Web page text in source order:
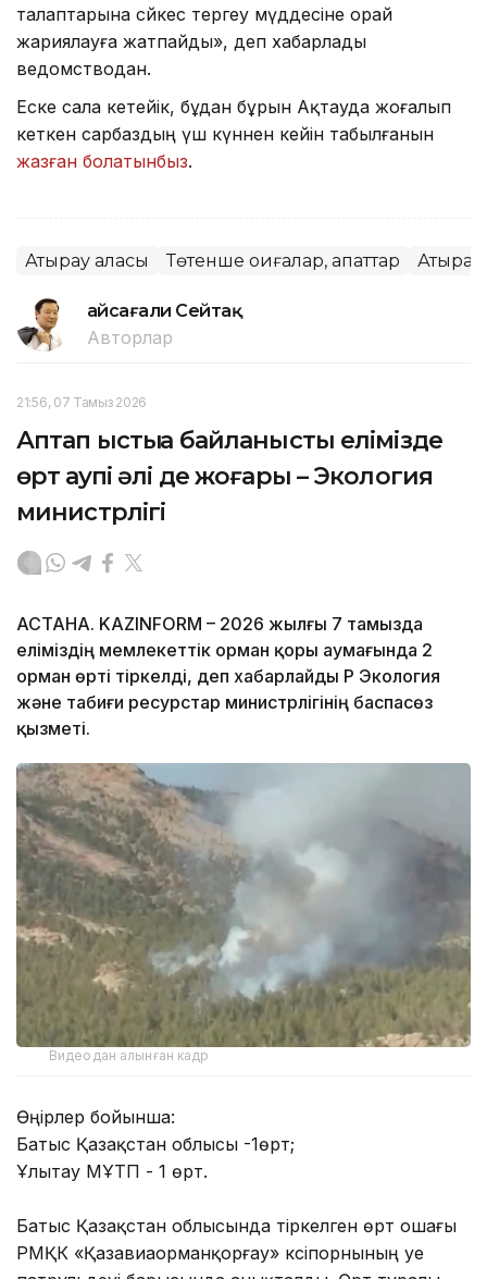
талаптарына сәйкес тергеу мүддесіне орай
жариялауға жатпайды», деп хабарлады
ведомстводан.
Еске сала кетейік, бұдан бұрын Ақтауда жоғалып
кеткен сарбаздың үш күннен кейін табылғанын
жазған болатынбыз.
Атырау қаласы Төтенше оқиғалар, апаттар
Ғайсағали Сейтақ
Авторлар
21:56, 07 Тамыз 2026
Аптап ыстыққа байланысты елімізде
өрт қаупі әлі де жоғары – Экология
министрлігі
АСТАНА. KAZINFORM – 2026 жылғы 7 тамызда
еліміздің мемлекеттік орман қоры аумағында 2
орман өрті тіркелді, деп хабарлайды ҚР Экология
және табиғи ресурстар министрлігінің баспасөз
қызметі.
Видеодан алынған кадр
Өңірлер бойынша:
Батыс Қазақстан облысы -1өрт;
Ұлытау МҰТП - 1 өрт.
Батыс Қазақстан облысында тіркелген өрт ошағы
РМҚК «Қазавиаорманқорғау» кәсіпорнының әуе